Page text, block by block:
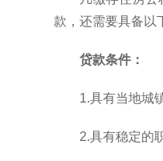
款，还需要具备以
贷款条件：
1.具有当地城
2.具有稳定的